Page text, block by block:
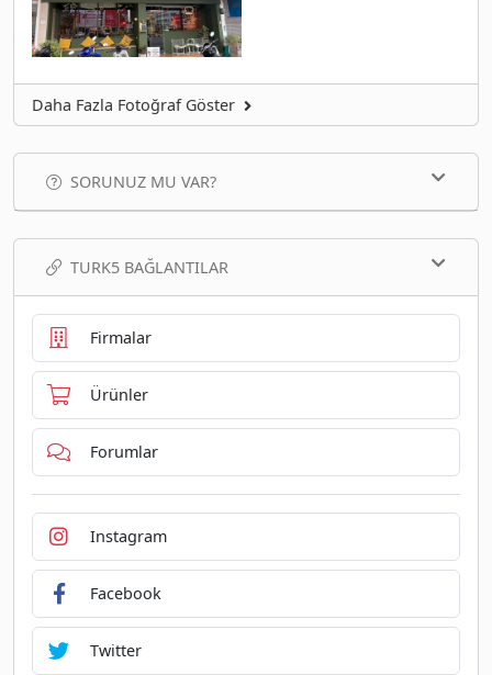
Daha Fazla Fotoğraf Göster
SORUNUZ MU VAR?
TURK5 BAĞLANTILAR
Firmalar
Ürünler
Forumlar
Instagram
Facebook
Twitter